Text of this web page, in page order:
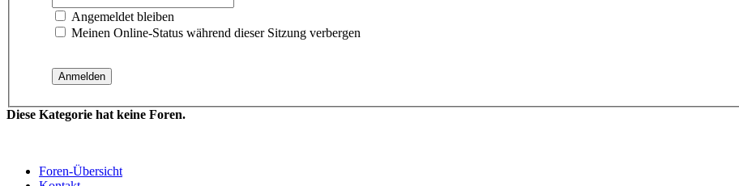
Angemeldet bleiben
Meinen Online-Status während dieser Sitzung verbergen
Diese Kategorie hat keine Foren.
Foren-Übersicht